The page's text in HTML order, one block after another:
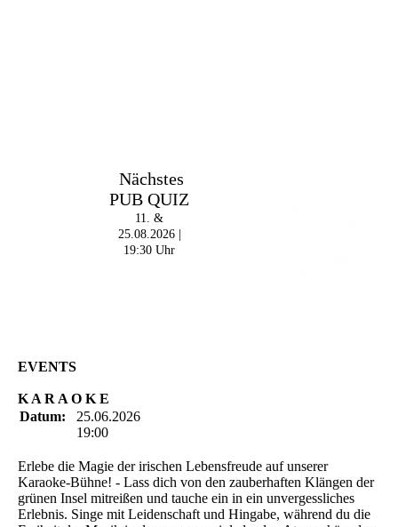
Nächstes
PUB QUIZ
11. &
25.08.2026 |
19:30 Uhr
EVENTS
K A R A O K E
Datum:
25.06.2026
19:00
Erlebe die Magie der irischen Lebensfreude auf unserer
Karaoke-Bühne! - Lass dich von den zauberhaften Klängen der
grünen Insel mitreißen und tauche ein in ein unvergessliches
Erlebnis. Singe mit Leidenschaft und Hingabe, während du die